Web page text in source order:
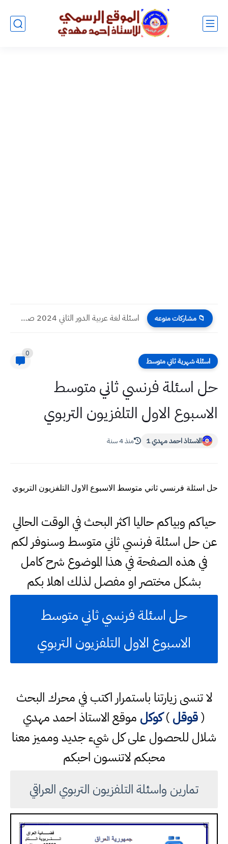
📁 مشاركات منوعه اسئلة لغة عربية الدور الثاني 2024 صف السادس الادبي
اسئلة شهرية ثاني متوسط
0
حل اسئلة فرنسي ثاني متوسط
الاسبوع الاول التلفزيون التربوي
الاستاذ احمد مهدي 1 منذ 4 سنة
حل اسئلة فرنسي ثاني متوسط الاسبوع الاول التلفزيون التربوي
حياكم وبياكم حاليا اكثر البحث في الوقت الحالي
عن حل اسئلة فرنسي ثاني متوسط وسنوفر لكم
في هذه الصفحة في هذا الموضوع شرح كامل
بشكل مختصر او مفصل لذلك اهلا بكم
حل اسئلة فرنسي ثاني متوسط
الاسبوع الاول التلفزيون التربوي
لا تنسى زيارتنا باستمرار اكتب في محرك البحث
(قوقل)كوكل موقع الاستاذ احمد مهدي
شلال للحصول على كل شيء جديد ومميز معنا
محبكم لاتنسون احبكم
تمارين واسئلة التلفزيون التربوي العراقي